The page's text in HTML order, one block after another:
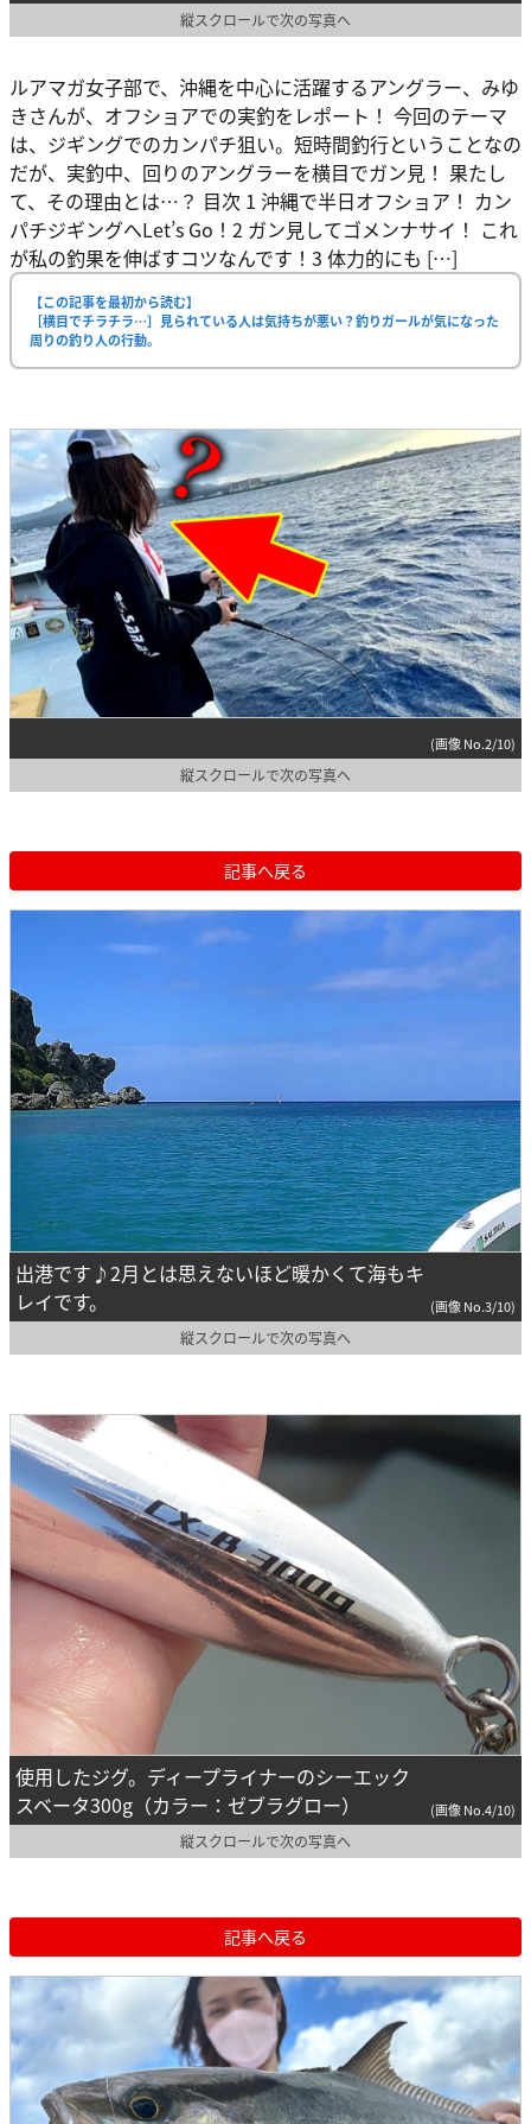
縦スクロールで次の写真へ
ルアマガ女子部で、沖縄を中心に活躍するアングラー、みゆ
きさんが、オフショアでの実釣をレポート！ 今回のテーマ
は、ジギングでのカンパチ狙い。短時間釣行ということなの
だが、実釣中、回りのアングラーを横目でガン見！ 果たし
て、その理由とは…？ 目次 1 沖縄で半日オフショア！ カン
パチジギングへLet’s Go！2 ガン見してゴメンナサイ！ これ
が私の釣果を伸ばすコツなんです！3 体力的にも […]
【この記事を最初から読む】
［横目でチラチラ…］見られている人は気持ちが悪い？釣りガールが気になった
周りの釣り人の行動。
(画像 No.2/10)
縦スクロールで次の写真へ
記事へ戻る
出港です♪2月とは思えないほど暖かくて海もキ
レイです。
(画像 No.3/10)
縦スクロールで次の写真へ
使用したジグ。ディープライナーのシーエック
スベータ300g（カラー：ゼブラグロー）
(画像 No.4/10)
縦スクロールで次の写真へ
記事へ戻る